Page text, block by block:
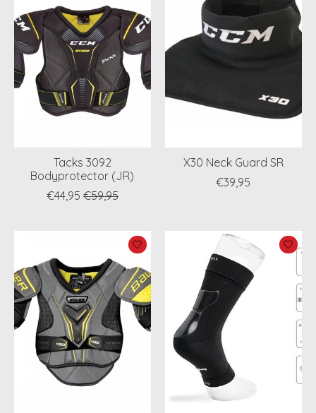
Tacks 3092
Bodyprotector (JR)
€44,95 €59,95
X30 Neck Guard SR
€39,95